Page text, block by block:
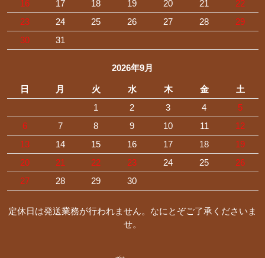
16
17 18 19 20 21
22
23
24 25 26 27 28
29
30
31
2026年9月
日 月 火 水 木 金
土
1
2 3 4
5
6
7 8 9 10 11
12
13
14 15 16 17 18
19
20
21 22 23 24 25
26
27
28 29 30
定休日は発送業務が行われません。なにとぞご了承くださいま
せ。